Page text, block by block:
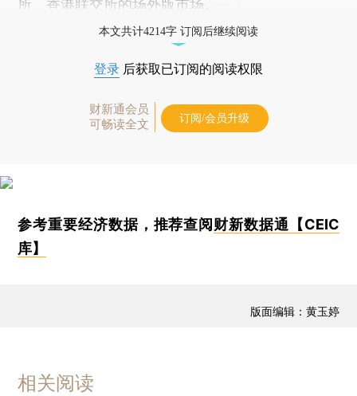
所、香港联交所的场外版市场。
本文共计4214字 订阅后继续阅读
登录 后获取已订阅的阅读权限
财新通会员
可畅读全文
订阅/会员升级
参考重要经济数据，推荐查阅 财新数据通【CEIC
库】
版面编辑：黄玉婷
相关阅读